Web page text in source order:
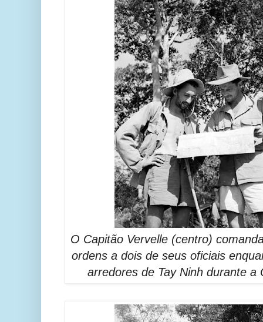
O Capitão Vervelle (centro)
ordens a dois de seus oficiais
arredores de Tay Ninh durante a